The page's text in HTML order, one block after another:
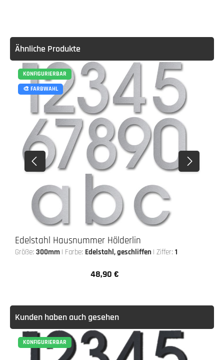
Ähnliche Produkte
KONFIGURIERBAR
🎨 FARBWAHL
Edelstahl Hausnummer Hölderlin
Größe:300mm | Farbe: Edelstahl, geschliffen | Ziffer:1
Regulärer Preis:
48,90 €
Kunden haben auch gesehen
KONFIGURIERBAR